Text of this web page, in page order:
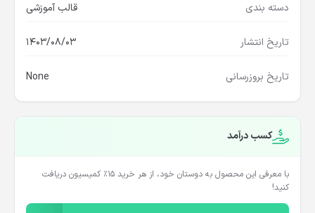
دسته بندی قالب آموزشی
تاریخ انتشار 1403/08/03
تاریخ بروزرسانی None
کسب درآمد
با معرفی این محصول به دوستان خود، از هر خرید ۱۵٪ کمیسیون دریافت
کنید!